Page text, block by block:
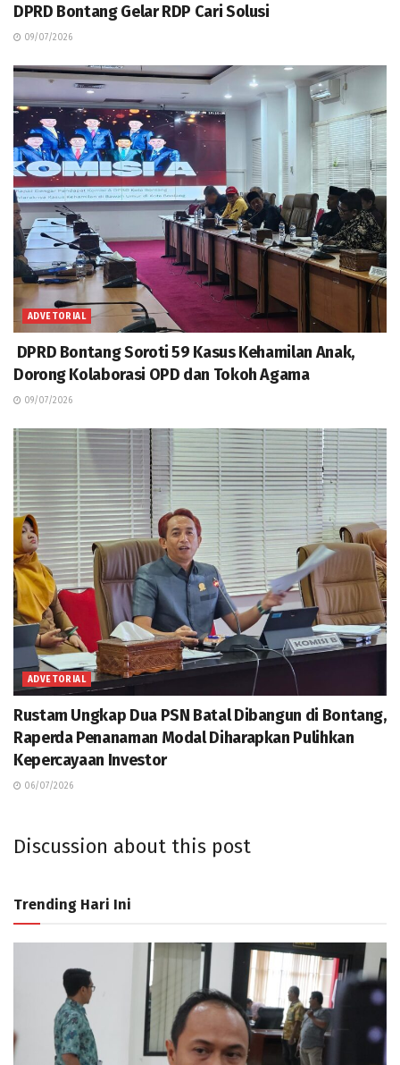
DPRD Bontang Gelar RDP Cari Solusi
09/07/2026
ADVETORIAL
DPRD Bontang Soroti 59 Kasus Kehamilan Anak,
Dorong Kolaborasi OPD dan Tokoh Agama
09/07/2026
ADVETORIAL
Rustam Ungkap Dua PSN Batal Dibangun di Bontang,
Raperda Penanaman Modal Diharapkan Pulihkan
Kepercayaan Investor
06/07/2026
Discussion about this post
Trending Hari Ini